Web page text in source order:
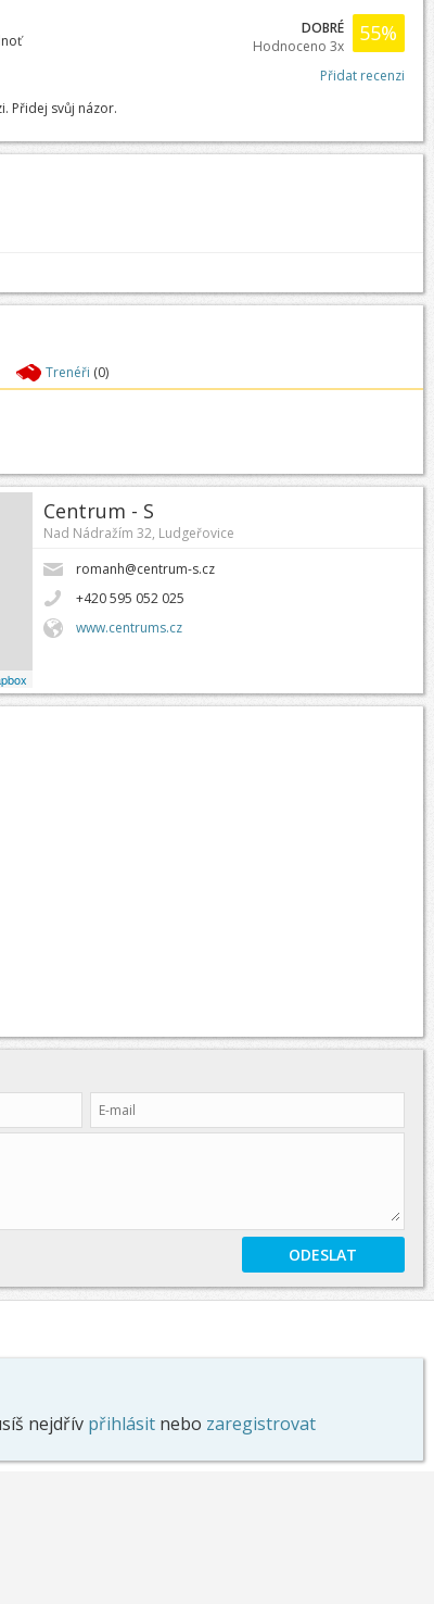
55%
DOBRÉ
Hodnoceno 3x
Přidat recenzi
Přidej svůj názor.
Trenéři (0)
Centrum - S
Nad Nádražím 32, Ludgeřovice
romanh@centrum-s.cz
+420 595 052 025
www.centrums.cz
nejdřív přihlásitnebo zaregistrovat